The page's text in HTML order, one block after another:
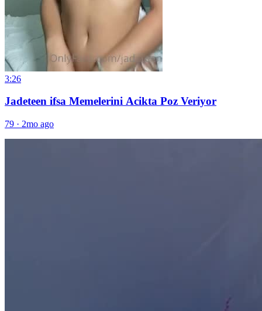
3:26
Jadeteen ifsa Memelerini Acikta Poz Veriyor
79 · 2mo ago